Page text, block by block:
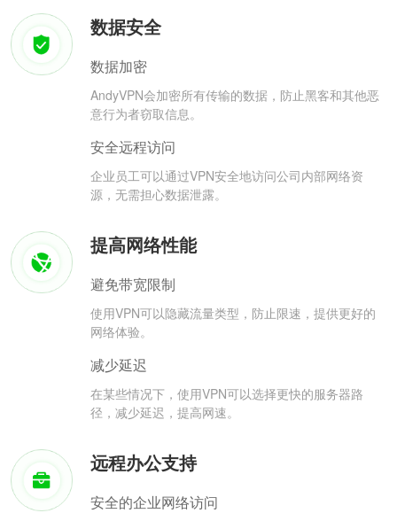
数据安全
数据加密
AndyVPN会加密所有传输的数据，防止黑客和其他恶
意行为者窃取信息。
安全远程访问
企业员工可以通过VPN安全地访问公司内部网络资
源，无需担心数据泄露。
提高网络性能
避免带宽限制
使用VPN可以隐藏流量类型，防止限速，提供更好的
网络体验。
减少延迟
在某些情况下，使用VPN可以选择更快的服务器路
径，减少延迟，提高网速。
远程办公支持
安全的企业网络访问